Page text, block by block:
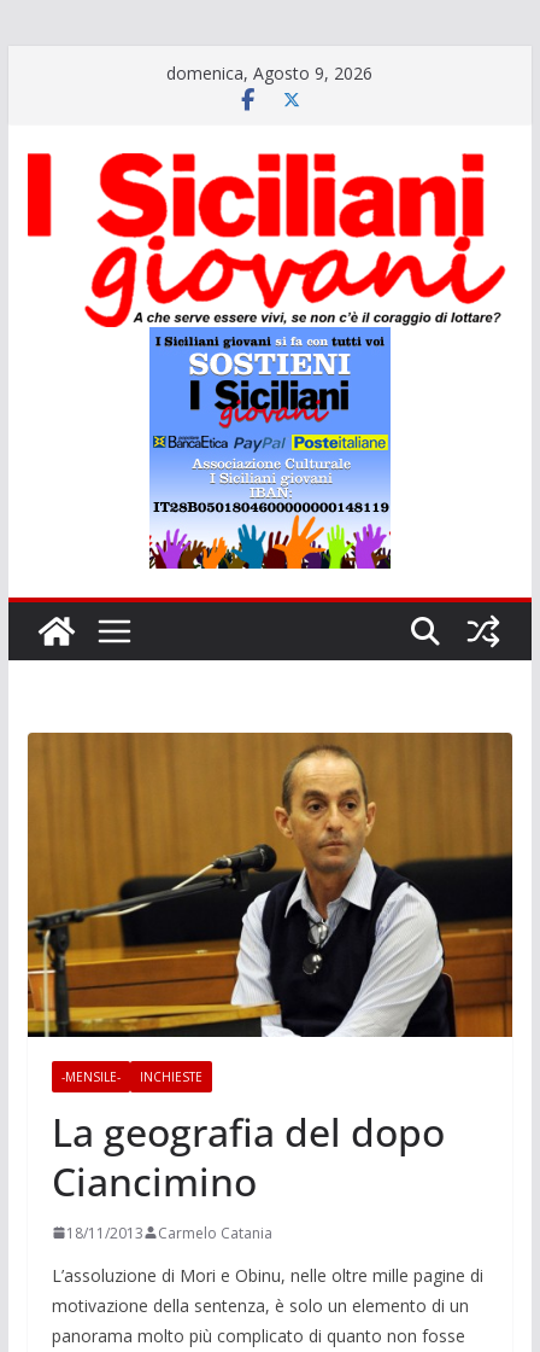
domenica, Agosto 9, 2026
-MENSILE- INCHIESTE
La geografia del dopo
Ciancimino
18/11/2013 Carmelo Catania
L’assoluzione di Mori e Obinu, nelle oltre mille pagine di
motivazione della sentenza, è solo un elemento di un
pa­norama molto più com­plicato di quanto non fosse